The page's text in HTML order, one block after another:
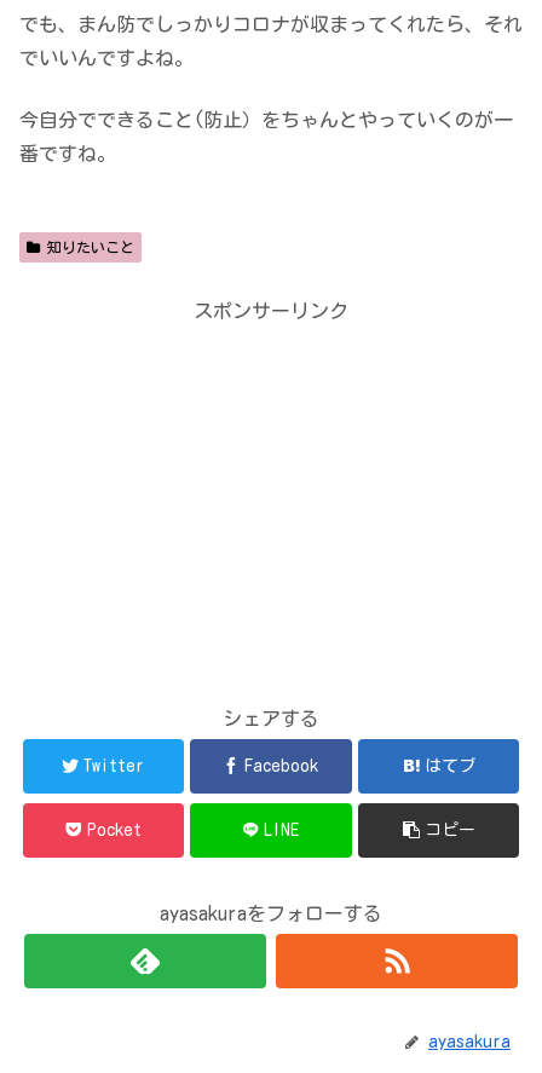
でも、まん防でしっかりコロナが収まってくれたら、それ
でいいんですよね。
今自分でできること(防止）をちゃんとやっていくのが一
番ですね。
知りたいこと
スポンサーリンク
シェアする
Twitter Facebook はてブ
Pocket LINE コピー
ayasakuraをフォローする
ayasakura